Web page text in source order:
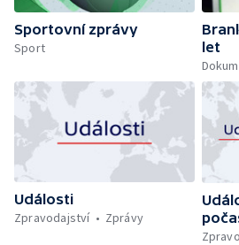
Sportovní zprávy
Sport
let
Události
Zpravodajství
Zprávy